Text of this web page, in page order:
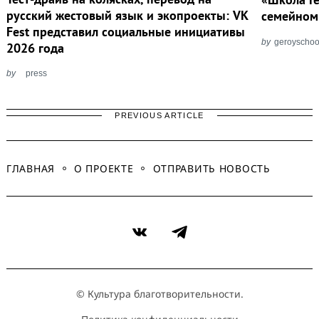
русский жестовый язык и экопроекты: VK
Fest представил социальные инициативы
2026 года
by press
by
PREVIOUS ARTICLE
ГЛАВНАЯ О ПРОЕКТЕ ОТПРАВИТЬ НОВОСТЬ
VK Telegram
© Культура благотворительности.